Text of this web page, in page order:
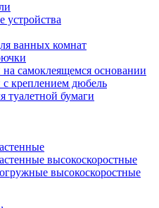
устройства
ванных комнат
самоклеящемся основании
креплением дюбель
туалетной бумаги
высокоскоростные
высокоскоростные